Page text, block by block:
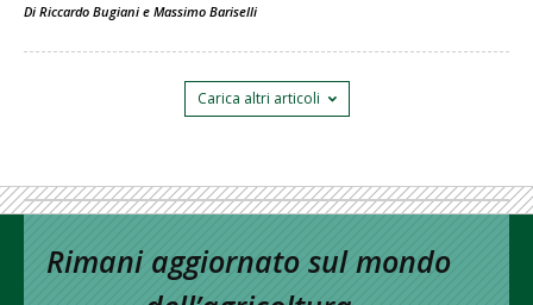
Di Riccardo Bugiani e Massimo Bariselli
Carica altri articoli
Rimani aggiornato sul mondo